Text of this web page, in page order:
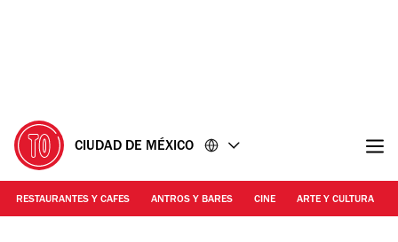
CIUDAD DE MÉXICO
RESTAURANTES Y CAFES ANTROS Y BARES CINE ARTE Y CULTURA
Foto: Alejandra Carbajal